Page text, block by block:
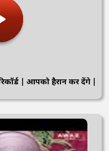
| आपको हैरान कर देंगे |